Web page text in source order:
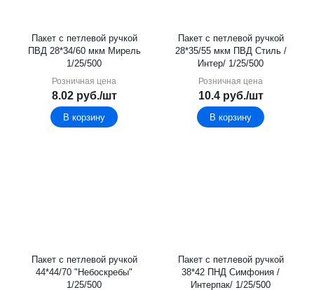
Пакет с петлевой ручкой
ПВД 28*34/60 мкм Мирель
1/25/500
Розничная цена
8.02руб./шт
В корзину
Пакет с петлевой ручкой
28*35/55 мкм ПВД Стиль /
Интер/ 1/25/500
Розничная цена
10.4руб./шт
В корзину
Пакет с петлевой ручкой
44*44/70 "Небоскребы"
1/25/500
Пакет с петлевой ручкой
38*42 ПНД Симфония /
Интерпак/ 1/25/500